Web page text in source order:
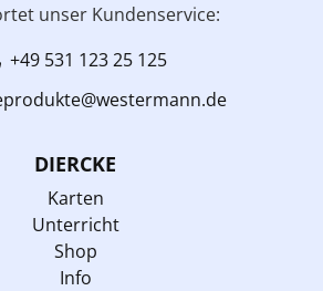
unser Kundenservice:
+49 531 123 25 125
DIERCKE
Karten
Unterricht
Shop
Info